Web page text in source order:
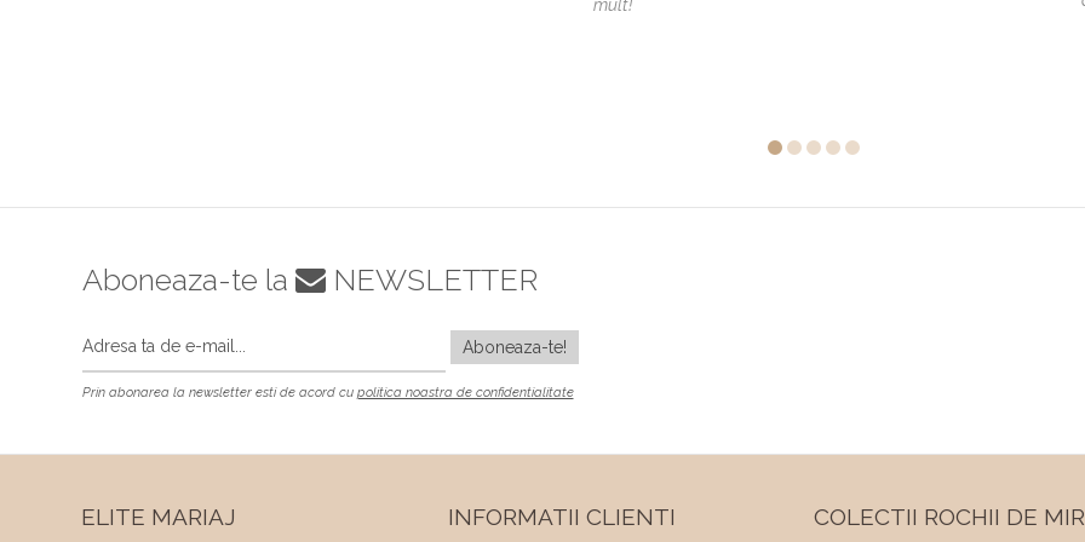
mult!
Aboneaza-te la NEWSLETTER
Prin abonarea la newsletter esti de acord cu politica noastra de confidentialitate
ELITE MARIAJ INFORMATII CLIENTI COLECTII ROCHII DE